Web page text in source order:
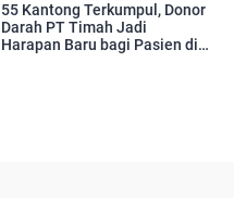
55 Kantong Terkumpul, Donor
Darah PT Timah Jadi
Harapan Baru bagi Pasien di